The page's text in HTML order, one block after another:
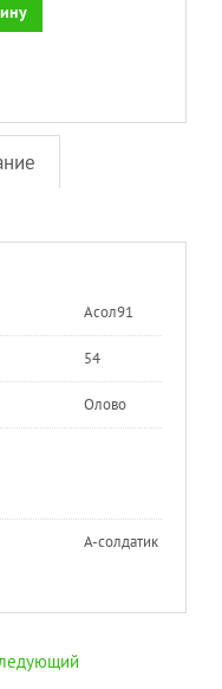
Асол91
54
Олово
A-солдатик